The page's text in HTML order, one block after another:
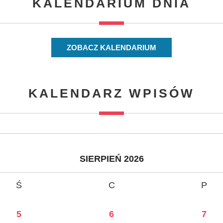
KALENDARIUM DNIA
ZOBACZ KALENDARIUM
KALENDARZ WPISÓW
SIERPIEŃ 2026
Ś C P
5 6 7